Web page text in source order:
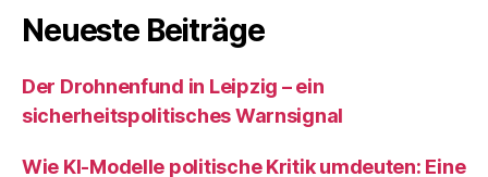
Neueste Beiträge
Der Drohnenfund in Leipzig – ein
sicherheitspolitisches Warnsignal
Wie KI‑Modelle politische Kritik umdeuten: Eine